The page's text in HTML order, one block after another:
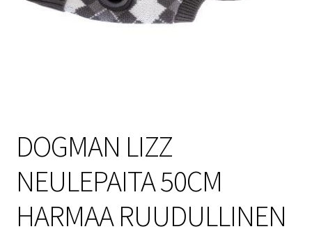
DOGMAN LIZZ
NEULEPAITA 50CM
HARMAA RUUDULLINEN